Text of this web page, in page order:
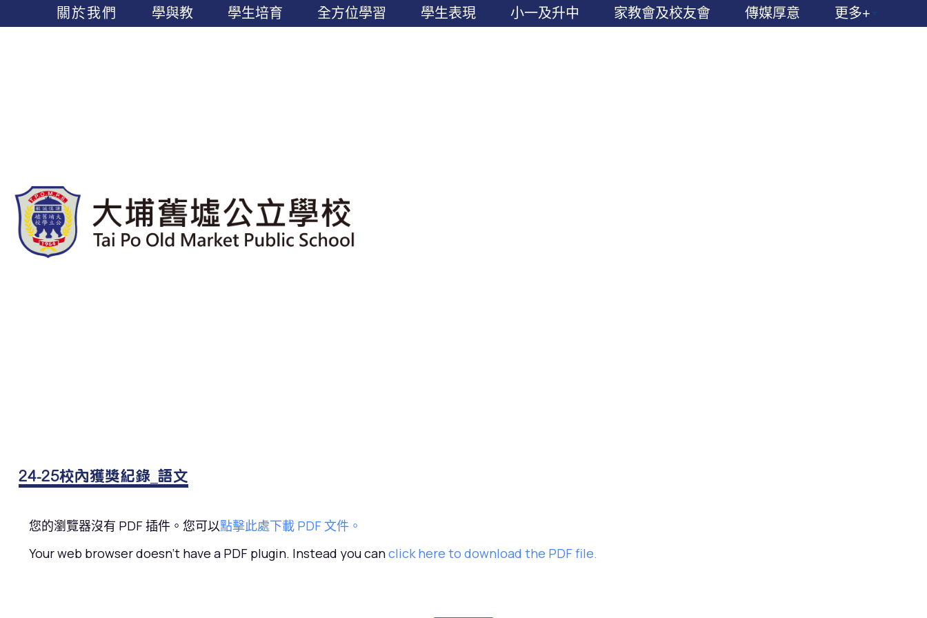
關於我們 學與教 學生培育 全方位學習 學生表現 小一及升中 家教會及校友會 傳媒厚意 更多+
24-25校內獲獎紀錄_語文
您的瀏覽器沒有 PDF 插件。您可以點擊此處下載 PDF 文件。
Your web browser doesn't have a PDF plugin. Instead you canclick here to download the PDF file.